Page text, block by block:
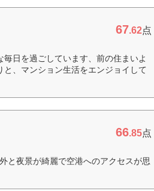
67.62点
日を過ごしています、前の住まいよ
、マンション生活をエンジョイして
66.85点
と夜景が綺麗で空港へのアクセスが思